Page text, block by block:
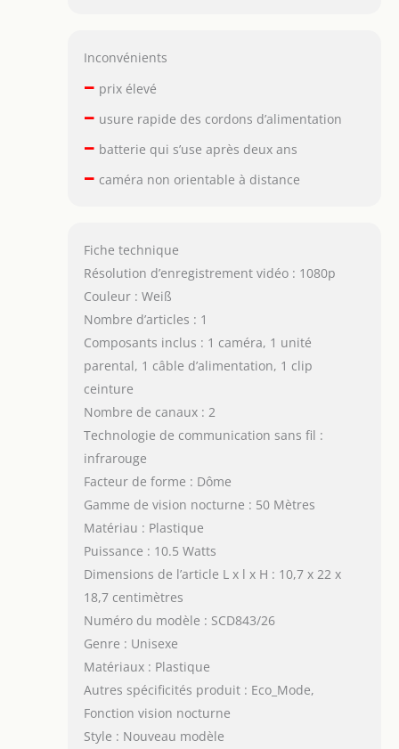
Inconvénients
– prix élevé
– usure rapide des cordons d’alimentation
– batterie qui s’use après deux ans
– caméra non orientable à distance
Fiche technique
Résolution d’enregistrement vidéo : 1080p
Couleur : Weiß
Nombre d’articles : 1
Composants inclus : 1 caméra, 1 unité
parental, 1 câble d’alimentation, 1 clip
ceinture
Nombre de canaux : 2
Technologie de communication sans fil :
infrarouge
Facteur de forme : Dôme
Gamme de vision nocturne : 50 Mètres
Matériau : Plastique
Puissance : 10.5 Watts
Dimensions de l’article L x l x H : 10,7 x 22 x
18,7 centimètres
Numéro du modèle : SCD843/26
Genre : Unisexe
Matériaux : Plastique
Autres spécificités produit : Eco_Mode,
Fonction vision nocturne
Style : Nouveau modèle